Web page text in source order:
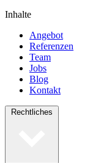
Inhalte
Angebot
Referenzen
Team
Jobs
Blog
Kontakt
Rechtliches